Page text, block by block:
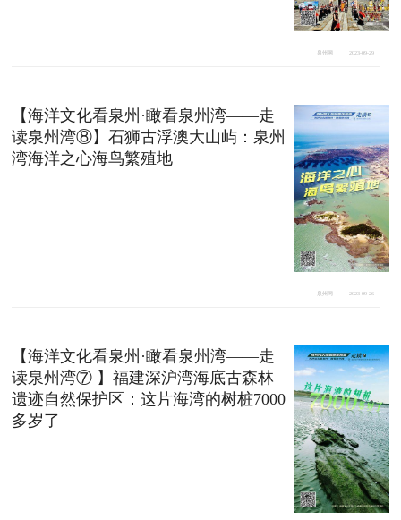
泉州网 2023-09-29
【海洋文化看泉州·瞰看泉州湾——走
读泉州湾⑧】石狮古浮澳大山屿：泉州
湾海洋之心海鸟繁殖地
泉州网 2023-09-26
【海洋文化看泉州·瞰看泉州湾——走
读泉州湾⑦ 】福建深沪湾海底古森林
遗迹自然保护区：这片海湾的树桩7000
多岁了